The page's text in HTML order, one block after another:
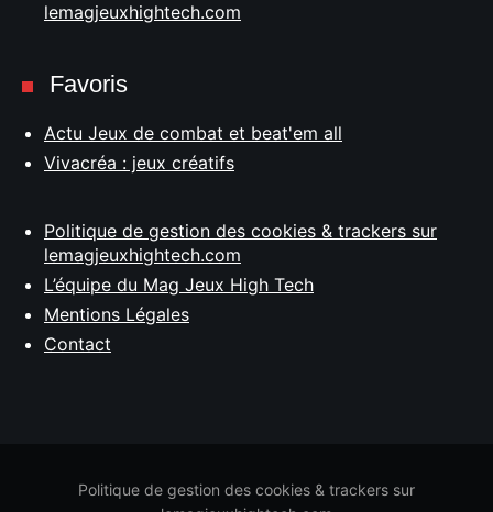
lemagjeuxhightech.com
Favoris
Actu Jeux de combat et beat'em all
Vivacréa : jeux créatifs
Politique de gestion des cookies & trackers sur
lemagjeuxhightech.com
L’équipe du Mag Jeux High Tech
Mentions Légales
Contact
Politique de gestion des cookies & trackers sur